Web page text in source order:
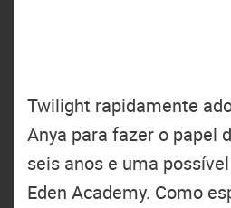
Twilight rapidamente
Anya para fazer o papel
seis anos e uma
Eden Academy. Como